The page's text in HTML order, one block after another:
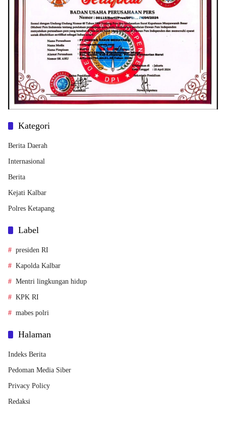
Kategori
Berita Daerah
Internasional
Berita
Kejati Kalbar
Polres Ketapang
Label
presiden RI
Kapolda Kalbar
Mentri lingkungan hidup
KPK RI
mabes polri
Halaman
Indeks Berita
Pedoman Media Siber
Privacy Policy
Redaksi